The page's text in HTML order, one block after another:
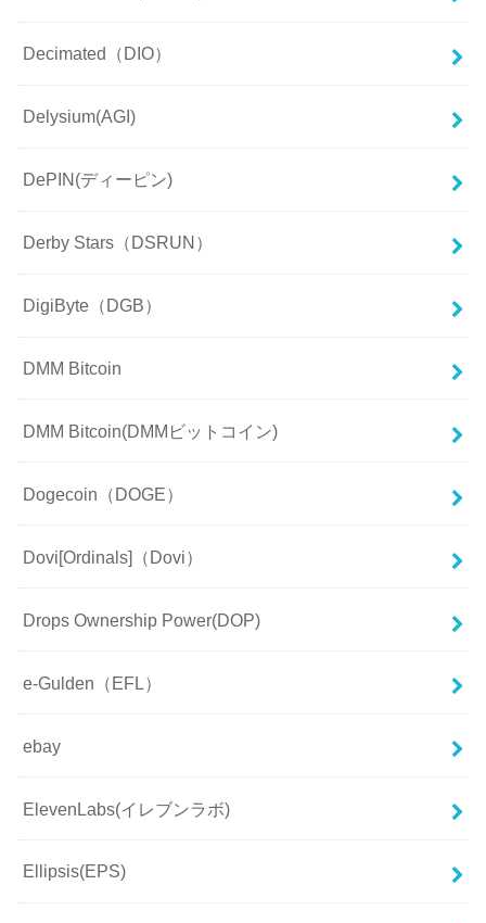
Decimated（DIO）
Delysium(AGI)
DePIN(ディーピン)
Derby Stars（DSRUN）
DigiByte（DGB）
DMM Bitcoin
DMM Bitcoin(DMMビットコイン)
Dogecoin（DOGE）
Dovi[Ordinals]（Dovi）
Drops Ownership Power(DOP)
e-Gulden（EFL）
ebay
ElevenLabs(イレブンラボ)
Ellipsis(EPS)